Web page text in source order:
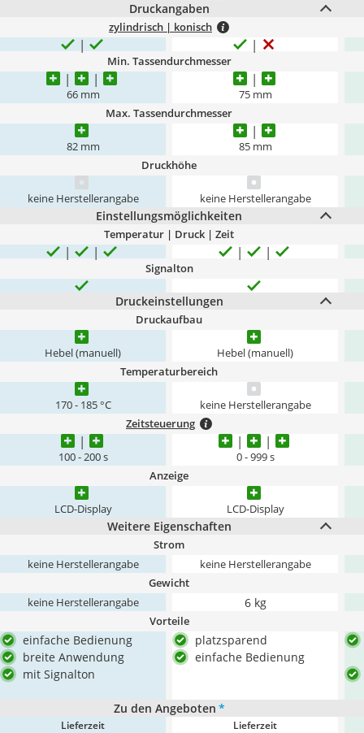
Druckangaben
zylindrisch | konisch
Min. Tassendurchmesser
66 mm 75 mm
Max. Tassendurchmesser
82 mm 85 mm
Druckhöhe
keine Herstellerangabe keine Herstellerangabe
Einstellungsmöglichkeiten
Temperatur | Druck | Zeit
Signalton
Druckeinstellungen
Druckaufbau
Hebel (manuell) Hebel (manuell)
Temperaturbereich
170 - 185 °C keine Herstellerangabe
Zeitsteuerung
100 - 200 s 0 - 999 s
Anzeige
LCD-Display LCD-Display
Weitere Eigenschaften
Strom
keine Herstellerangabe keine Herstellerangabe
Gewicht
keine Herstellerangabe 6 kg
Vorteile
einfache Bedienung
breite Anwendung
mit Signalton
platzsparend
einfache Bedienung
Zu den Angeboten *
Lieferzeit Lieferzeit